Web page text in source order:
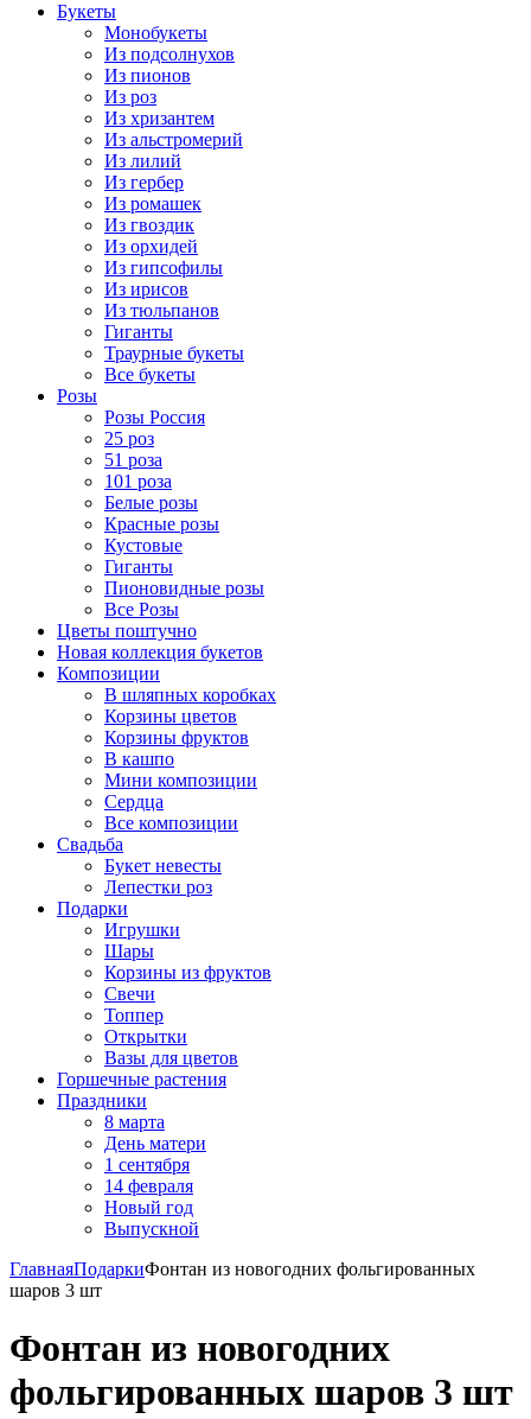
Букеты
Монобукеты
Из подсолнухов
Из пионов
Из роз
Из хризантем
Из альстромерий
Из лилий
Из гербер
Из ромашек
Из гвоздик
Из орхидей
Из гипсофилы
Из ирисов
Из тюльпанов
Гиганты
Траурные букеты
Все букеты
Розы
Розы Россия
25 роз
51 роза
101 роза
Белые розы
Красные розы
Кустовые
Гиганты
Пионовидные розы
Все Розы
Цветы поштучно
Новая коллекция букетов
Композиции
В шляпных коробках
Корзины цветов
Корзины фруктов
В кашпо
Мини композиции
Сердца
Все композиции
Свадьба
Букет невесты
Лепестки роз
Подарки
Игрушки
Шары
Корзины из фруктов
Свечи
Топпер
Открытки
Вазы для цветов
Горшечные растения
Праздники
8 марта
День матери
1 сентября
14 февраля
Новый год
Выпускной
ГлавнаяПодаркиФонтан из новогодних фольгированных
шаров 3 шт
Фонтан из новогодних
фольгированных шаров 3 шт